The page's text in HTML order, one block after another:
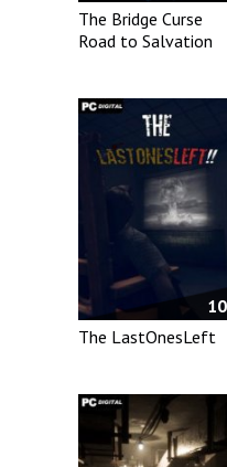
The Bridge Curse
Road to Salvation
10
The LastOnesLeft